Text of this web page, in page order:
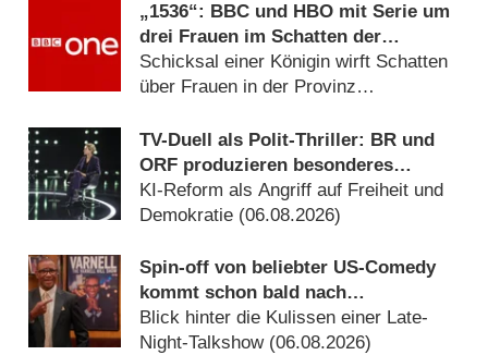
„1536“: BBC und HBO mit Serie um
drei Frauen im Schatten der
Verhaftung von Anne Boleyn
Schicksal einer Königin wirft Schatten
über Frauen in der Provinz
TV-Duell als Polit-Thriller: BR und
ORF produzieren besonderes
Fernseh-Kammerspiel
KI-Reform als Angriff auf Freiheit und
Demokratie (06.08.2026)
Spin-off von beliebter US-Comedy
kommt schon bald nach
Deutschland
Blick hinter die Kulissen einer Late-
Night-Talkshow (06.08.2026)